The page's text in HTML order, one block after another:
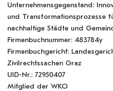
Unternehmensgegenstand:
und Transformationsprozesse
nachhaltige Städte und
Firmenbuchnummer: 483784y
Firmenbuchgericht:
Zivilrechtssachen Graz
UID-Nr.: 72950407
Mitglied der WKO